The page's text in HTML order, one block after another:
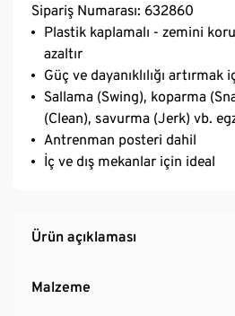
Sipariş Numarası: 632860
Plastik kaplamalı - zemini
azaltır
Güç ve dayanıklılığı artırmak
Sallama (Swing), koparma
(Clean), savurma (Jerk) vb.
Antrenman posteri dahil
İç ve dış mekanlar için ideal
Ürün açıklaması
Malzeme